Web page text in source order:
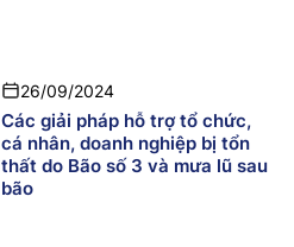
26/09/2024
Các giải pháp hỗ trợ tổ chức,
cá nhân, doanh nghiệp bị tổn
thất do Bão số 3 và mưa lũ sau
bão